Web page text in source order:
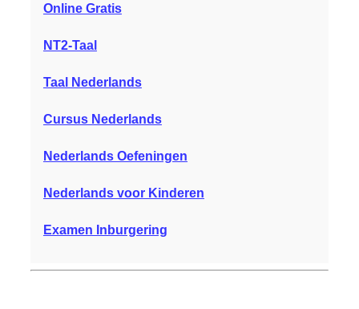
Online Gratis
NT2-Taal
Taal Nederlands
Cursus Nederlands
Nederlands Oefeningen
Nederlands voor Kinderen
Examen Inburgering